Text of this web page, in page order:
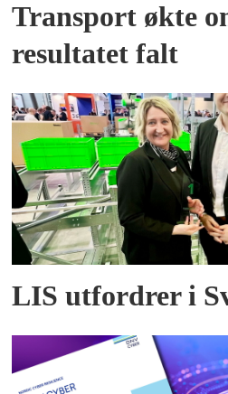
Transport økte
resultatet falt
LIS utfordrer i